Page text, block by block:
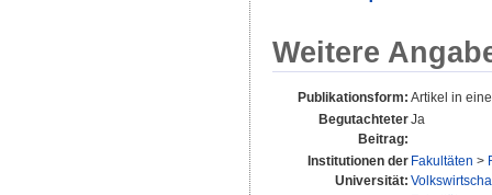
Weitere
Publikationsform: Artikel in
Begutachteter
Beitrag:
Ja
Institutionen der
Universität:
Fakultäten >